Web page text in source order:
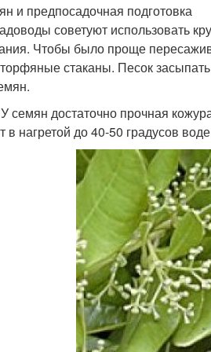
и предпосадочная подготовка
советуют использовать
Чтобы было проще
стаканы. Песок
семян достаточно прочная
в нагретой до 40-50 градусов воде